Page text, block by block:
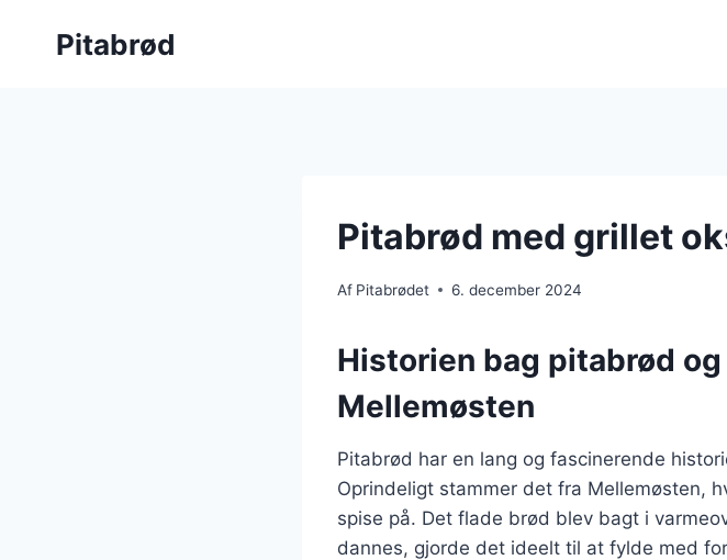
Pitabrød
Pitabrød med grillet
Af Pitabrødet 6. december 2024
Historien bag pitabrød
Mellemøsten
Pitabrød har en lang og fascinerende
Oprindeligt stammer det fra Mellemøsten,
spise på. Det flade brød blev bagt i
dannes, gjorde det ideelt til at fylde med